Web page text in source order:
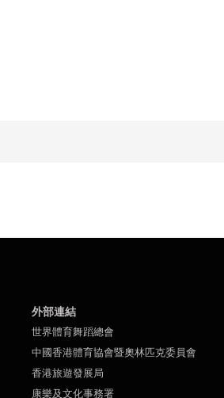
外部連結
世界體育舞蹈總會
中國香港體育協會暨奧林匹克委員會
香港旅遊發展局
康樂及文化事務署